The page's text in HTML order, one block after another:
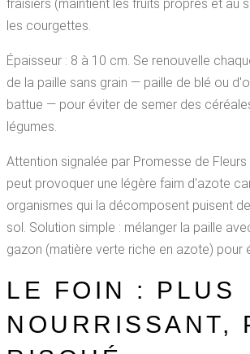
fraisiers (maintient les fruits propres et au
les courgettes.
Épaisseur : 8 à 10 cm. Se renouvelle
de la paille sans grain — paille de blé ou
battue — pour éviter de semer des
légumes.
Attention signalée par Promesse de Fleurs
peut provoquer une légère faim d'azote
organismes qui la décomposent puisent
sol. Solution simple : mélanger la paille
gazon (matière verte riche en azote) pour
LE FOIN : PLUS
NOURRISSANT,